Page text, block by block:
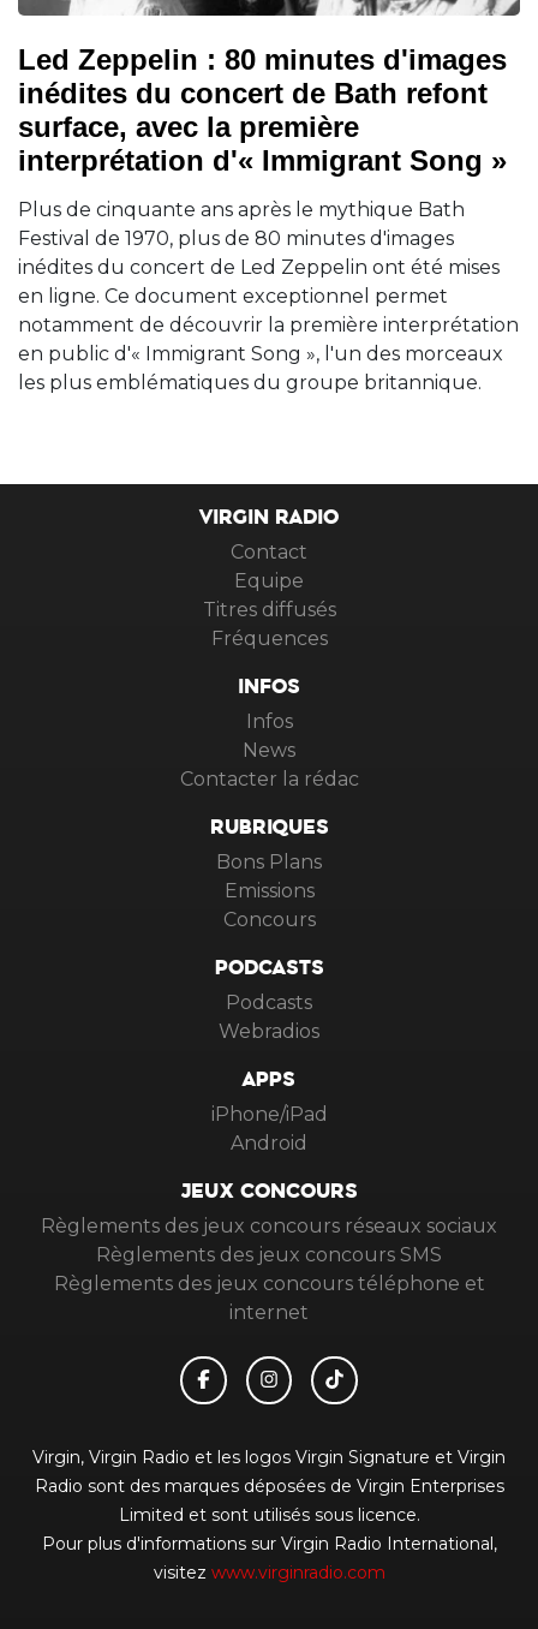
Led Zeppelin : 80 minutes d'images
inédites du concert de Bath refont
surface, avec la première
interprétation d'« Immigrant Song »
Plus de cinquante ans après le mythique Bath
Festival de 1970, plus de 80 minutes d'images
inédites du concert de Led Zeppelin ont été mises
en ligne. Ce document exceptionnel permet
notamment de découvrir la première interprétation
en public d'« Immigrant Song », l'un des morceaux
les plus emblématiques du groupe britannique.
VIRGIN RADIO
Contact
Equipe
Titres diffusés
Fréquences
INFOS
Infos
News
Contacter la rédac
RUBRIQUES
Bons Plans
Emissions
Concours
PODCASTS
Podcasts
Webradios
APPS
iPhone/iPad
Android
JEUX CONCOURS
Règlements des jeux concours réseaux sociaux
Règlements des jeux concours SMS
Règlements des jeux concours téléphone et
internet
Virgin, Virgin Radio et les logos Virgin Signature et Virgin
Radio sont des marques déposées de Virgin Enterprises
Limited et sont utilisés sous licence.
Pour plus d'informations sur Virgin Radio International,
visitez www.virginradio.com